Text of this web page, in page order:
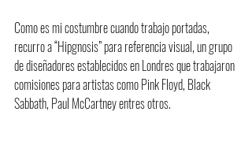
Como es mi costumbre cuando trabajo portadas,
recurro a “Hipgnosis” para referencia visual, un grupo
de diseñadores establecidos en Londres que trabajaron
comisiones para artistas como Pink Floyd, Black
Sabbath, Paul McCartney entres otros.